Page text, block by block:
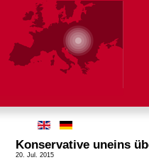
Konservative uneins
20. Jul. 2015